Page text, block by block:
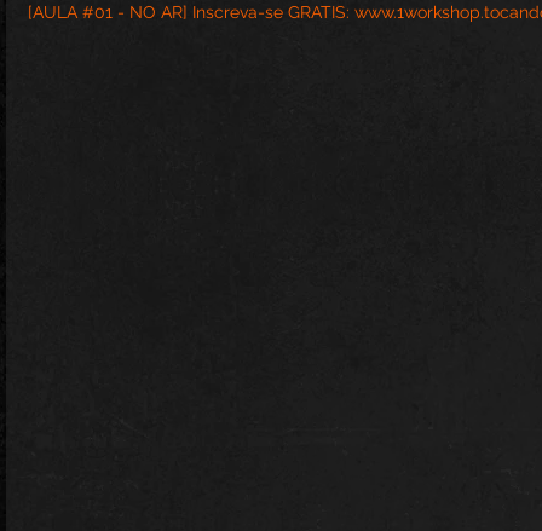
[AULA #01 - NO AR] Inscreva-se GRATIS: